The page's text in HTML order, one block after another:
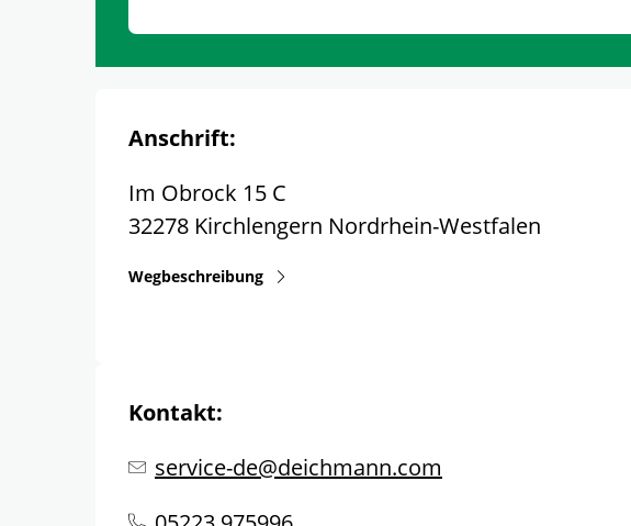
Anschrift:
Im Obrock 15 C
32278 Kirchlengern Nordrhein-Westfalen
Wegbeschreibung
Kontakt:
service-de@deichmann.com